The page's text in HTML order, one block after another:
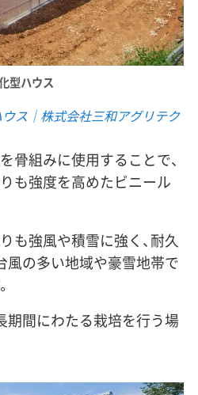
型ハウス
ス｜株式会社三和アグリテク
骨組みに使用することで、
も強度を高めたビニール
も強風や積雪に強く、耐久
風の多い地域や豪雪地帯で
期間にわたる栽培を行う場